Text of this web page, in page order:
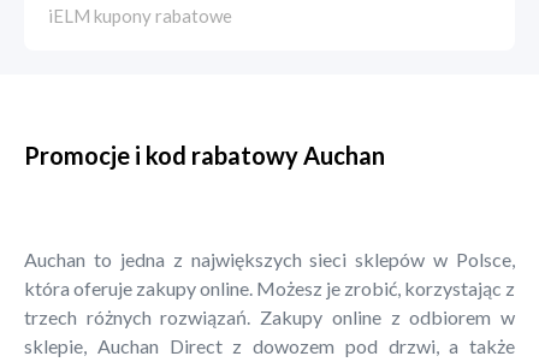
iELM kupony rabatowe
Promocje i kod rabatowy Auchan
Auchan to jedna z największych sieci sklepów w Polsce,
która oferuje zakupy online. Możesz je zrobić, korzystając z
trzech różnych rozwiązań. Zakupy online z odbiorem w
sklepie, Auchan Direct z dowozem pod drzwi, a także